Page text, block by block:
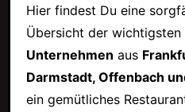
Hier findest Du eine
Übersicht der wichtigsten
Unternehmen aus
Darmstadt, Offenbach
ein gemütliches